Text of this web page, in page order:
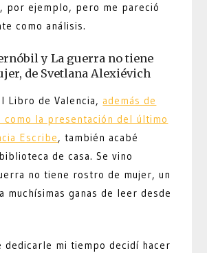
por ejemplo, pero me pareció
como análisis.
y La guerra no tiene
de Svetlana Alexiévich
Libro de Valencia,además de
como la presentación del último
Escribe, también acabé
de casa. Se vino
no tiene rostro de mujer, un
muchísimas ganas de leer desde
dedicarle mi tiempo decidí hacer